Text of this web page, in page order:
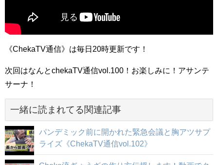
《ChekaTV通信》は毎日20時更新です！
次回はなんとchekaTV通信vol.100！お楽しみに！アサンテ
サーナ！
一緒に読まれてる関連記事
パンデミック前に開かれた緊急会議と胸アツサプ
ライズ《ChekaTV通信vol.102》